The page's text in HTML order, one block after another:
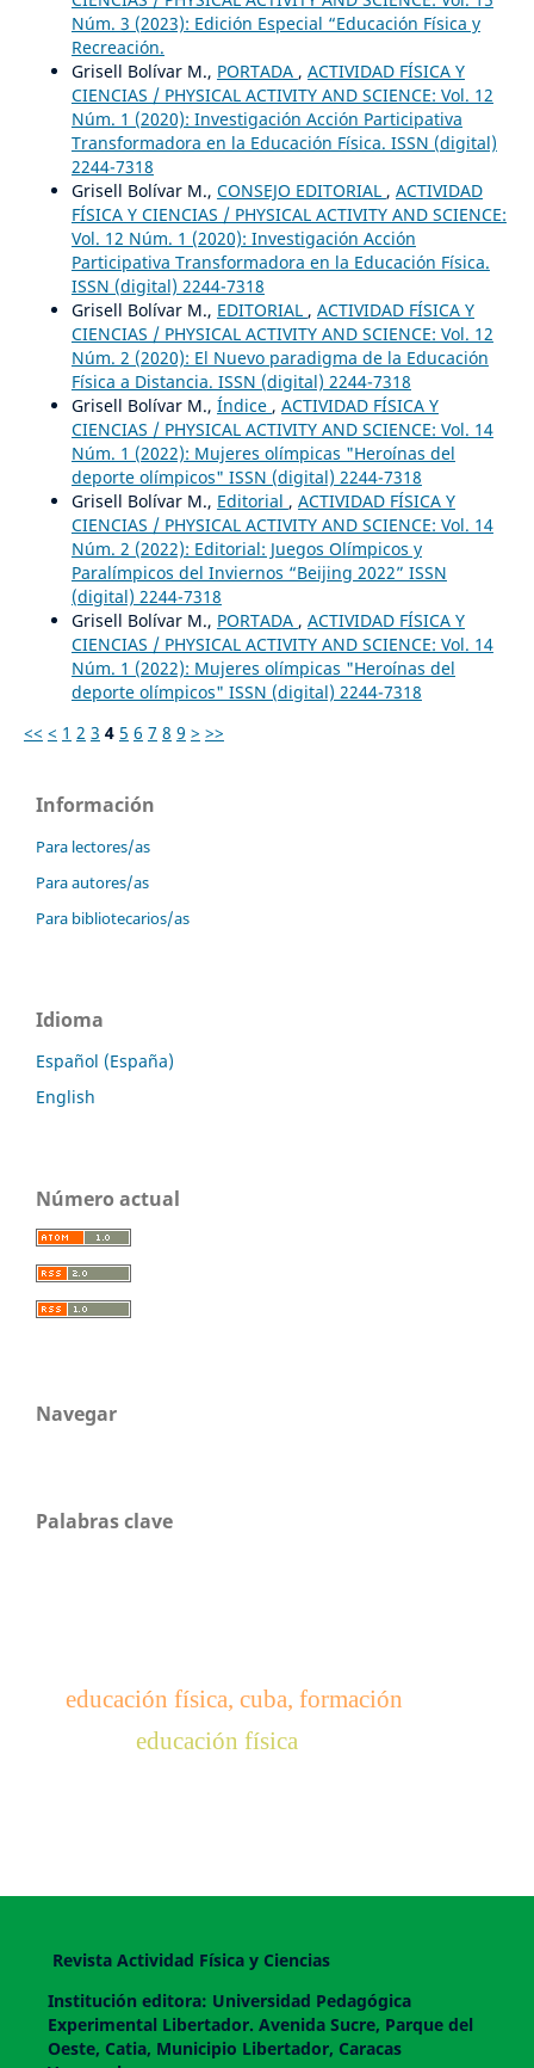
Núm. 3 (2023): Edición Especial “Educación Física y
Recreación.
Grisell Bolívar M., PORTADA , ACTIVIDAD FÍSICA Y
CIENCIAS / PHYSICAL ACTIVITY AND SCIENCE: Vol. 12
Núm. 1 (2020): Investigación Acción Participativa
Transformadora en la Educación Física. ISSN (digital)
2244-7318
Grisell Bolívar M., CONSEJO EDITORIAL , ACTIVIDAD
FÍSICA Y CIENCIAS / PHYSICAL ACTIVITY AND SCIENCE:
Vol. 12 Núm. 1 (2020): Investigación Acción
Participativa Transformadora en la Educación Física.
ISSN (digital) 2244-7318
Grisell Bolívar M., EDITORIAL , ACTIVIDAD FÍSICA Y
CIENCIAS / PHYSICAL ACTIVITY AND SCIENCE: Vol. 12
Núm. 2 (2020): El Nuevo paradigma de la Educación
Física a Distancia. ISSN (digital) 2244-7318
Grisell Bolívar M., Índice , ACTIVIDAD FÍSICA Y
CIENCIAS / PHYSICAL ACTIVITY AND SCIENCE: Vol. 14
Núm. 1 (2022): Mujeres olímpicas "Heroínas del
deporte olímpicos" ISSN (digital) 2244-7318
Grisell Bolívar M., Editorial , ACTIVIDAD FÍSICA Y
CIENCIAS / PHYSICAL ACTIVITY AND SCIENCE: Vol. 14
Núm. 2 (2022): Editorial: Juegos Olímpicos y
Paralímpicos del Inviernos “Beijing 2022” ISSN
(digital) 2244-7318
Grisell Bolívar M., PORTADA , ACTIVIDAD FÍSICA Y
CIENCIAS / PHYSICAL ACTIVITY AND SCIENCE: Vol. 14
Núm. 1 (2022): Mujeres olímpicas "Heroínas del
deporte olímpicos" ISSN (digital) 2244-7318
<< < 1 2 3 4 5 6 7 8 9 > >>
Información
Para lectores/as
Para autores/as
Para bibliotecarios/as
Idioma
Español (España)
English
Número actual
Navegar
Palabras clave
educación física
educación física, cuba, formación
Revista Actividad Física y Ciencias
Institución editora: Universidad Pedagógica
Experimental Libertador. Avenida Sucre, Parque del
Oeste, Catia, Municipio Libertador, Caracas